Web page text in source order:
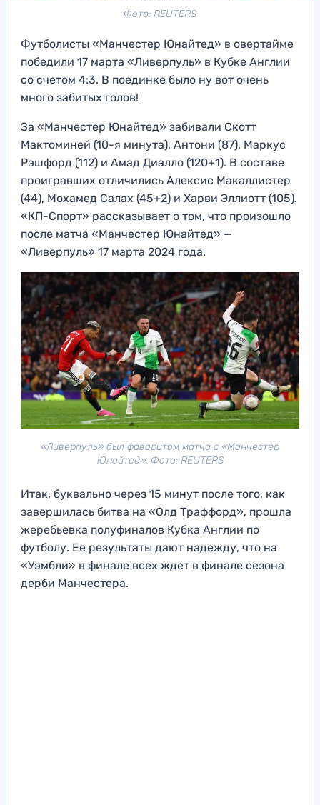
Фото: REUTERS
Футболисты «Манчестер Юнайтед» в овертайме
победили 17 марта «Ливерпуль» в Кубке Англии
со счетом 4:3. В поединке было ну вот очень
много забитых голов!
За «Манчестер Юнайтед» забивали Скотт
Мактоминей (10-я минута), Антони (87), Маркус
Рэшфорд (112) и Амад Диалло (120+1). В составе
проигравших отличились Алексис Макаллистер
(44), Мохамед Салах (45+2) и Харви Эллиотт (105).
«КП-Спорт» рассказывает о том, что произошло
после матча «Манчестер Юнайтед» —
«Ливерпуль» 17 марта 2024 года.
«Ливерпуль» был фаворитом матча с «Манчестер
Юнайтед». Фото: REUTERS
Итак, буквально через 15 минут после того, как
завершилась битва на «Олд Траффорд», прошла
жеребьевка полуфиналов Кубка Англии по
футболу. Ее результаты дают надежду, что на
«Уэмбли» в финале всех ждет в финале сезона
дерби Манчестера.